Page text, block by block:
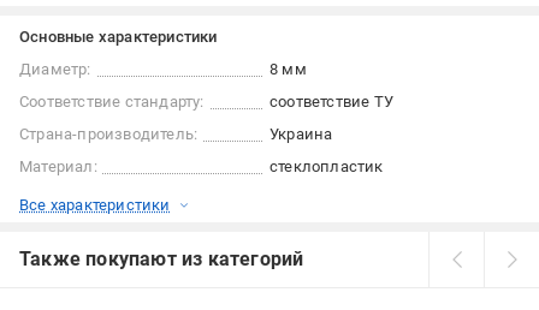
Основные характеристики
Диаметр:
8 мм
Соответствие стандарту:
соответствие ТУ
Страна-производитель:
Украина
Материал:
стеклопластик
Все характеристики
Также покупают из категорий